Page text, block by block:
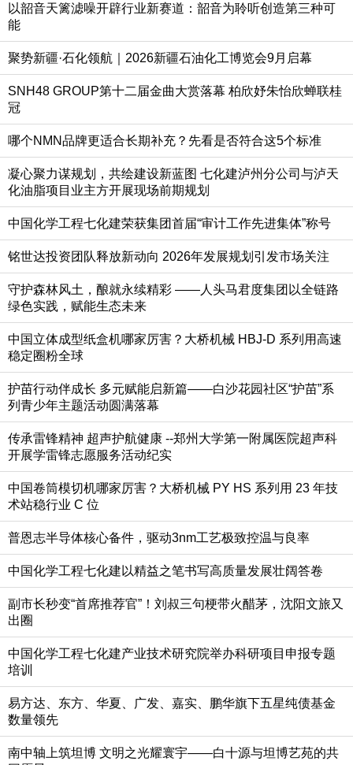
以韶音天篱滤噪开辟行业新赛道：韶音为聆听创造第三种可
能
聚势新疆·石化领航｜2026新疆石油化工博览会9月启幕
SNH48 GROUP第十二届金曲大赏落幕 柏欣妤朱怡欣蝉联桂
冠
哪个NMN品牌更适合长期补充？先看是否符合这5个标准
凝心聚力谋规划，共绘建设新蓝图 七化建泸州分公司与泸天
化油脂项目业主方开展现场前期规划
中国化学工程七化建荣获集团首届“审计工作先进集体”称号
铭世达投资团队释放新动向 2026年发展规划引发市场关注
守护森林风土，酿就永续精彩 ——人头马君度集团以全链路
绿色实践，赋能生态未来
中国立体成型纸盒机哪家厉害？大桥机械 HBJ-D 系列用高速
稳定圈粉全球
护苗行动伴成长 多元赋能启新篇——白沙花园社区“护苗”系
列青少年主题活动圆满落幕
传承雷锋精神 超声护航健康 ​--郑州大学第一附属医院超声科
开展学雷锋志愿服务活动纪实
中国卷筒模切机哪家厉害？大桥机械 PY HS 系列用 23 年技
术站稳行业 C 位
普恩志半导体核心备件，驱动3nm工艺极致控温与良率
中国化学工程七化建以精益之笔书写高质量发展壮阔答卷
副市长秒变“首席推荐官”！刘叔三句梗带火醋茅，沈阳文旅又
出圈
中国化学工程七化建产业技术研究院举办科研项目申报专题
培训
易方达、东方、华夏、广发、嘉实、鹏华旗下五星纯债基金
数量领先
南中轴上筑坦博 文明之光耀寰宇——白十源与坦博艺苑的共